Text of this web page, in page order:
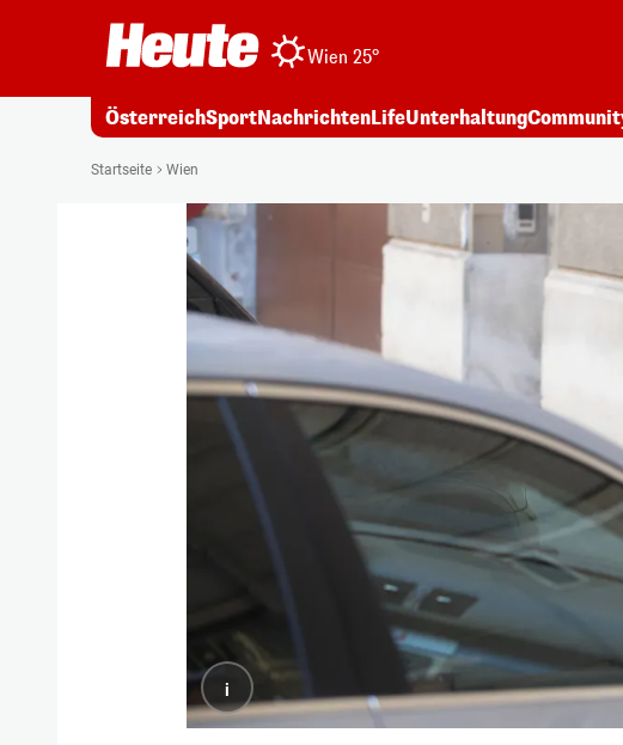
Wien 25°
ÖsterreichSportNachrichtenLifeUnterhaltung
Startseite Wien
i